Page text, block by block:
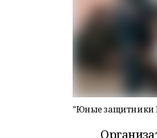
"Юные защитники